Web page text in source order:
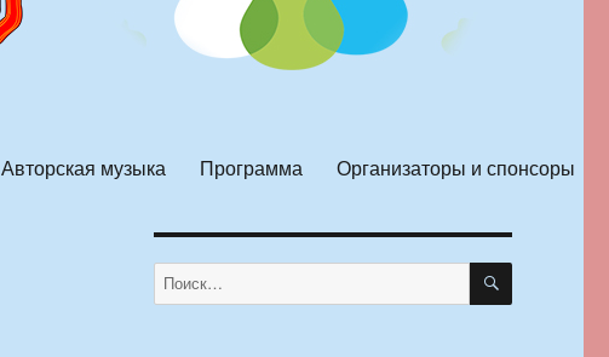
Авторская музыка Программа Организаторы и спонсоры
Искать: ПОИСК